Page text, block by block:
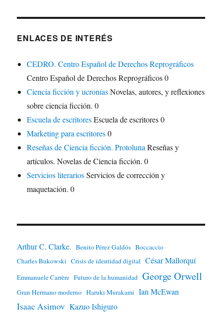
ENLACES DE INTERÉS
CEDRO. Centro Español de Derechos Reprográficos
Centro Español de Derechos Reprográficos 0
Ciencia ficción y ucroníasNovelas, autores, y reflexiones
sobre ciencia ficción. 0
Escuela de escritoresEscuela de escritores 0
Marketing para escritores0
Reseñas de Ciencia ficción. ProtolunaReseñas y
artículos. Novelas de Ciencia ficción. 0
Servicios literariosServicios de corrección y
maquetación. 0
Arthur C. Clarke. Benito Pérez Galdós Boccaccio
Charles Bukowski Crisis de identidad digital César Mallorquí
Emmanuele Carrère Futuro de la humanidad George Orwell
Gran Hermano moderno Haruki Murakami Ian McEwan
Isaac Asimov Kazuo Ishiguro